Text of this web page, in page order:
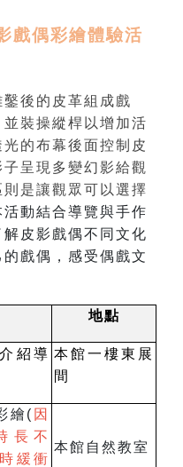
戲偶彩繪體驗活
鑿後的皮革組成戲
裝操縱桿以增加活
的布幕後面控制皮
呈現多變幻影給觀
是讓觀眾可以選擇
活動結合導覽與手作
皮影戲偶不同文化
戲偶，感受偶戲文
地點
紹導 本館一樓東展
間
繪( 因
長不
緩衝
本館自然教室